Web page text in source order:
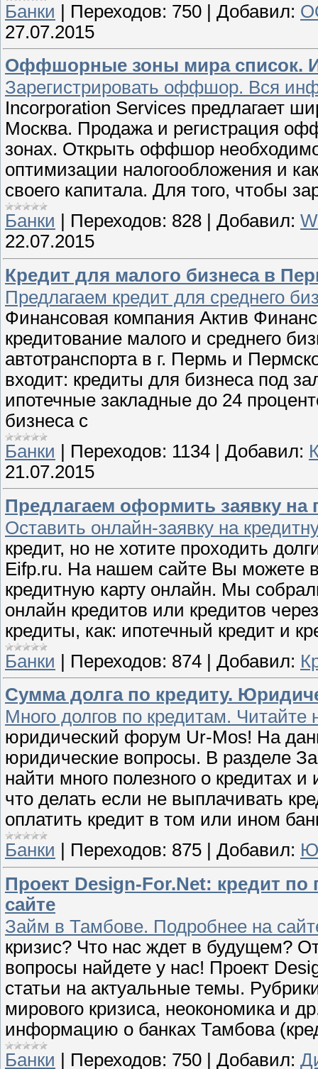
Банки | Переходов: 750 | Добавил:
27.07.2015
Оффшорные зоны мира список.
Зарегистрировать оффшор. Вся
Incorporation Services предлагает
Москва. Продажа и регистрация
зонах. Открыть оффшор
оптимизации налогообложения и
своего капитала. Для того, чтобы
Банки
Переходов: 828 Добавил:
22.07.2015
Кредит для малого бизнеса в
Предлагаем кредит для среднего
Финансовая компания Актив
кредитование малого и среднего
автотранспорта в г. Пермь и
входит: кредиты для бизнеса под
ипотечные закладные до 24
бизнеса с
Банки
Переходов: 1134 Добавил:
21.07.2015
Предлагаем оформить заявку на
Оставить онлайн-заявку на
кредит, но не хотите проходить
Eifp.ru. На нашем сайте Вы можете
кредитную карту онлайн. Мы
онлайн кредитов или кредитов
кредиты, как: ипотечный кредит и
Банки | Переходов: 874 | Добавил:
Сумма долга по кредиту.
Много долгов по кредитам. Читайте
юридический форум Ur-Mos! На
юридические вопросы. В разделе
найти много полезного о
что делать если не выплачивать
оплатить кредит в том или ином
Банки
Переходов: 875 Добавил:
Проект Design-For.Net: кредит
сайте
Займ в Тамбове. Подробнее на
кризис? Что нас ждет в будущем?
вопросы найдете у нас! Проект
статьи на актуальные темы.
мирового кризиса, неокономика и
информацию о банках Тамбова
Банки
Переходов: 750 Добавил: